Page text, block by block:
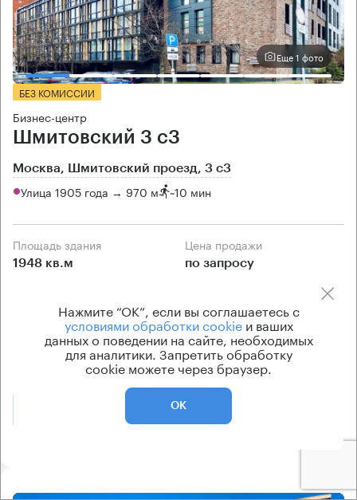
Еще 1 фото
БЕЗ КОМИССИИ
Бизнес-центр
Шмитовский 3 с3
Москва, Шмитовский проезд, 3 с3
Улица 1905 года → 970 м ~10 мин
Площадь здания
1948 кв.м
Цена продажи
по запросу
приточно-вытяжная
Кондиционирование
центральное
Получить презентацию
Нажмите “ОК”, если вы соглашаетесь с
условиями обработки cookieи ваших
данных о поведении на сайте, необходимых
для аналитики. Запретить обработку
cookie можете через браузер.
ОК